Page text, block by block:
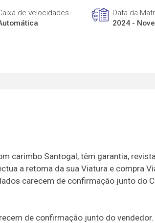
de velocidades
Data da
2024 -
carimbo Santogal, têm garantia,
a retoma da sua Viatura e compra
carecem de confirmação junto do
de confirmação junto do vendedor.